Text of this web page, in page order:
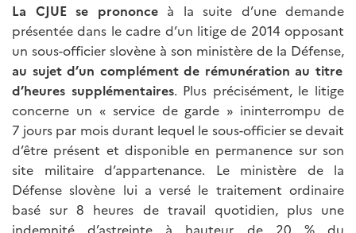
La CJUE se prononce à la suite d’une demande
présentée dans le cadre d’un litige de 2014 opposant
un sous-officier slovène à son ministère de la Défense,
au sujet d’un complément de rémunération au titre
d’heures supplémentaires. Plus précisément, le litige
concerne un « service de garde » ininterrompu de
7 jours par mois durant lequel le sous-officier se devait
d’être présent et disponible en permanence sur son
site militaire d’appartenance. Le ministère de la
Défense slovène lui a versé le traitement ordinaire
basé sur 8 heures de travail quotidien, plus une
indemnité d’astreinte à hauteur de 20 % du